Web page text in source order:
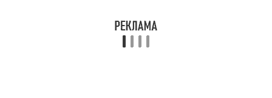
Средство для мытья